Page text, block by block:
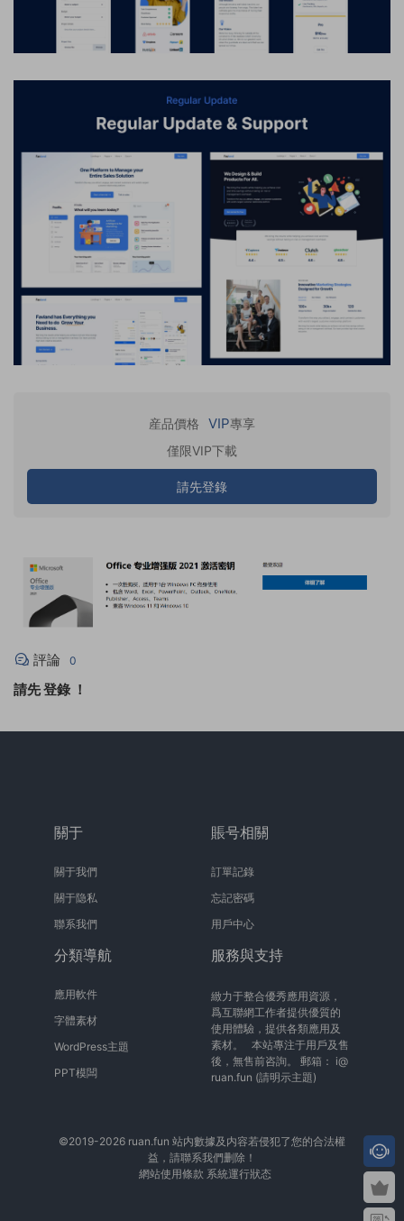
産品價格 VIP專享
僅限VIP下載
請先登錄
評論 0
請先登錄 ！
關于
關于我們
關于隐私
聯系我們
賬号相關
訂單記錄
忘記密碼
用戶中心
分類導航
應用軟件
字體素材
WordPress主題
PPT模闆
服務與支持
緻力于整合優秀應用資源，
爲互聯網工作者提供優質的
使用體驗，提供各類應用及
素材。 本站專注于用戶及售
後，無售前咨詢。 郵箱： i@
ruan.fun (請明示主題)
©2019-2026 ruan.fun 站内數據及内容若侵犯了您的合法權
益，請聯系我們删除！
網站使用條款 系統運行狀态